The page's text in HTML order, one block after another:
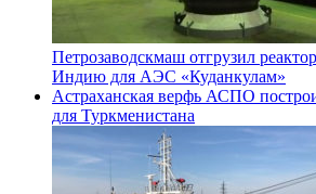
Петрозаводскмаш отгрузил
Индию для АЭС «Куданкулам»
Астраханская верфь АСПО
для Туркменистана